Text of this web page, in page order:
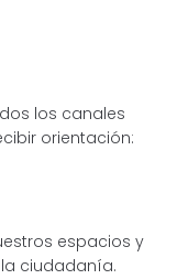
los canales
orientación:
espacios y
ciudadanía.